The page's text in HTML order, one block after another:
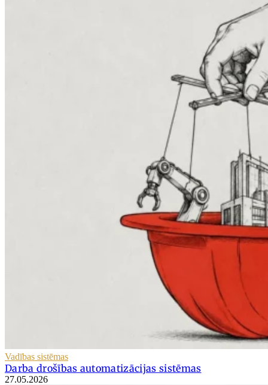
Vadības sistēmas
Darba drošības automatizācijas sistēmas
27.05.2026